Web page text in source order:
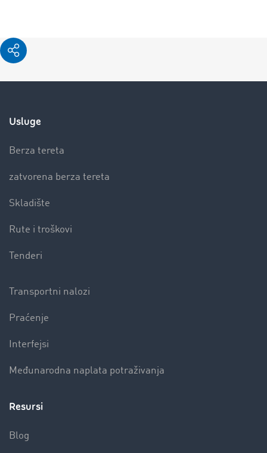
Usluge
Berza tereta
zatvorena berza tereta
Skladište
Rute i troškovi
Tenderi
Transportni nalozi
Praćenje
Interfejsi
Međunarodna naplata potraživanja
Resursi
Blog